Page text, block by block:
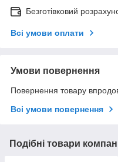
Безготівковий
Всі умови оплати
Умови повернення
Повернення товару
Всі умови повернення
Подібні товари